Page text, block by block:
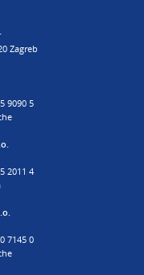
Zagreb
9090 5
2011 4
7145 0